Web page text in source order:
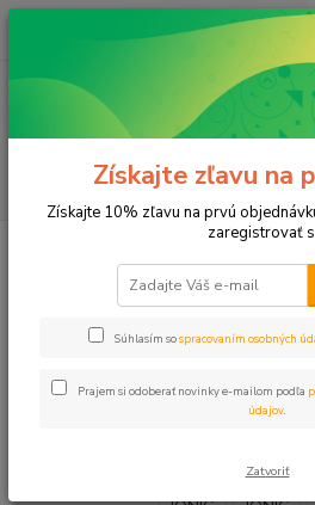
(Po-Pia, 8-17 hod.)
Programátor IONIC VISION INDOOR
Programátor IONIC
INDOOR 10vetiev
Novinka
Získajte zľavu na
Získajte 10% zľavu na prvú
zaregistrovať
Súhlasím sospracovaním osobných
Prajem si odoberať novinky e-mailom podľa
údajov
Zatvoriť